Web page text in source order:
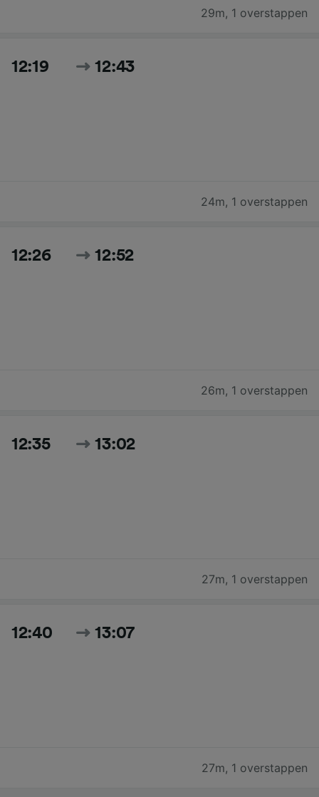
29m, 1 overstappen
12:19 12:43
24m, 1 overstappen
12:26 12:52
26m, 1 overstappen
12:35 13:02
27m, 1 overstappen
12:40 13:07
27m, 1 overstappen